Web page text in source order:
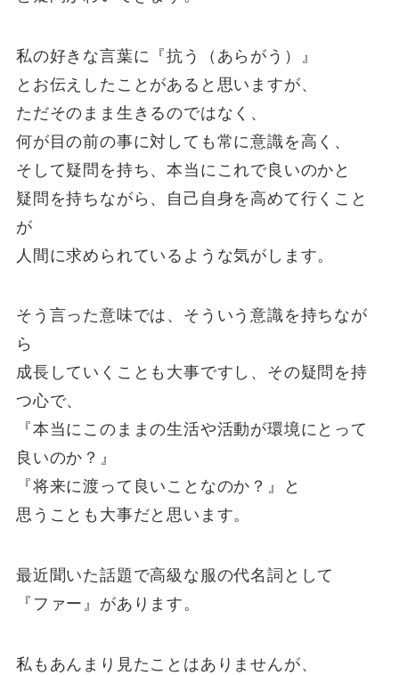
私の好きな言葉に『抗う（あらがう）』
とお伝えしたことがあると思いますが、
ただそのまま生きるのではなく、
何が目の前の事に対しても常に意識を高く、
そして疑問を持ち、本当にこれで良いのかと
疑問を持ちながら、自己自身を高めて行くこと
が
人間に求められているような気がします。
そう言った意味では、そういう意識を持ちなが
ら
成長していくことも大事ですし、その疑問を持
つ心で、
『本当にこのままの生活や活動が環境にとって
良いのか？』
『将来に渡って良いことなのか？』と
思うことも大事だと思います。
最近聞いた話題で高級な服の代名詞として
『ファー』があります。
私もあんまり見たことはありませんが、